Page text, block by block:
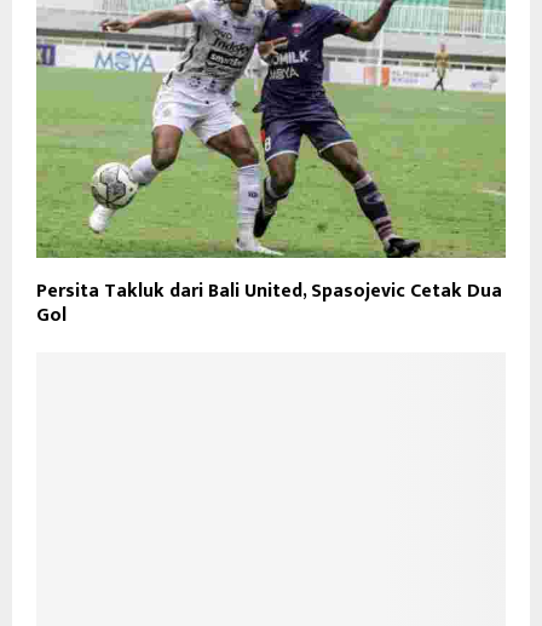
Persita Takluk dari Bali United, Spasojevic Cetak Dua
Gol